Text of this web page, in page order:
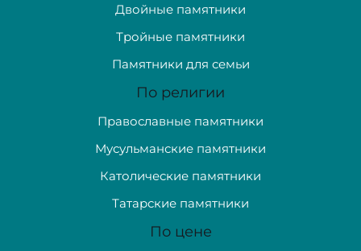
Двойные памятники
Тройные памятники
Памятники для семьи
По религии
Православные памятники
Мусульманские памятники
Католические памятники
Татарские памятники
По цене